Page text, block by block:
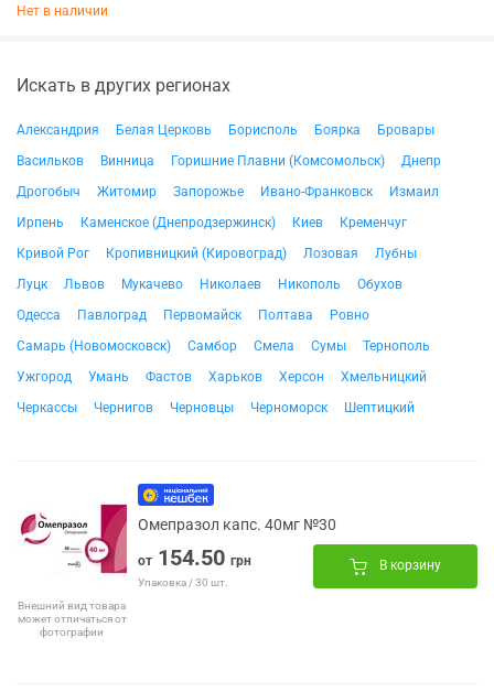
Нет в наличии
Искать в других регионах
Александрия Белая Церковь Борисполь Боярка
Бровары
Васильков
Винница Горишние Плавни (Комсомольск)
Днепр
Дрогобыч
Житомир Запорожье Ивано-Франковск
Измаил
Ирпень
Каменское (Днепродзержинск) Киев
Кременчуг
Кривой Рог
Кропивницкий (Кировоград) Лозовая
Лубны
Луцк
Львов Мукачево Николаев Никополь
Обухов
Одесса
Павлоград Первомайск Полтава
Ровно
Самарь (Новомосковск)
Самбор Смела Сумы
Тернополь
Ужгород
Умань Фастов Харьков Херсон
Хмельницкий
Черкассы
Чернигов Черновцы Черноморск Шептицкий
Внешний вид товара
может отличаться от
фотографии
Омепразол капс. 40мг №30
от 154.50 грн
Упаковка / 30 шт.
В корзину